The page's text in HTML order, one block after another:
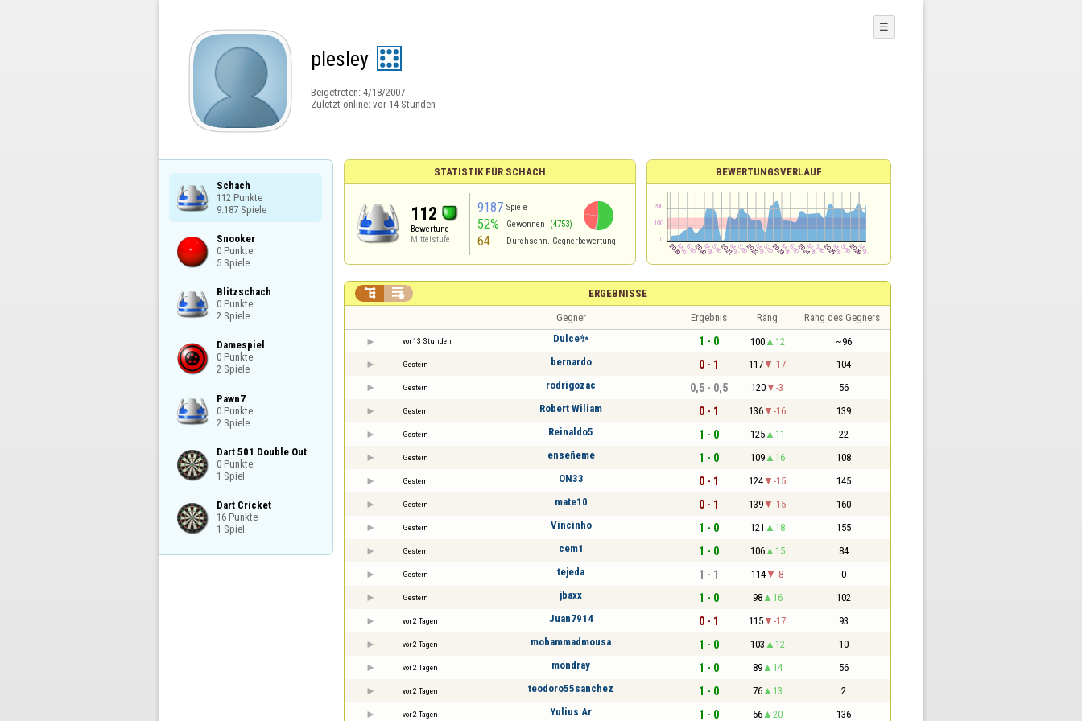
plesley
Beigetreten: 4/18/2007
Zuletzt online: vor 14 Stunden
☰
Schach
112 Punkte
9.187 Spiele
Snooker
0 Punkte
5 Spiele
Blitzschach
0 Punkte
2 Spiele
Damespiel
0 Punkte
2 Spiele
Pawn7
0 Punkte
2 Spiele
Dart 501 Double Out
0 Punkte
1 Spiel
Dart Cricket
16 Punkte
1 Spiel
STATISTIK FÜR SCHACH
112
Bewertung
Mittelstufe
9187 Spiele
52% Gewonnen (4753)
64 Durchschn. Gegnerbewertung
BEWERTUNGSVERLAUF
ERGEBNISSE
 
Gegner Ergebnis Rang Rang des Gegners
vor 13 Stunden Dulce✨️ 1 - 0 100 12 ~96
Gestern bernardo 0 - 1 117 -17 104
Gestern rodrigozac 0,5 - 0,5 120 -3 56
Gestern Robert Wiliam 0 - 1 136 -16 139
Gestern Reinaldo5 1 - 0 125 11 22
Gestern enseñeme 1 - 0 109 16 108
Gestern ON33 0 - 1 124 -15 145
Gestern mate10 0 - 1 139 -15 160
Gestern Vincinho 1 - 0 121 18 155
Gestern cem1 1 - 0 106 15 84
Gestern tejeda 1 - 1 114 -8 0
Gestern jbaxx 1 - 0 98 16 102
vor 2 Tagen Juan7914 0 - 1 115 -17 93
vor 2 Tagen mohammadmousa 1 - 0 103 12 10
vor 2 Tagen mondray 1 - 0 89 14 56
vor 2 Tagen teodoro55sanchez 1 - 0 76 13 2
vor 2 Tagen Yulius Ar 1 - 0 56 20 136